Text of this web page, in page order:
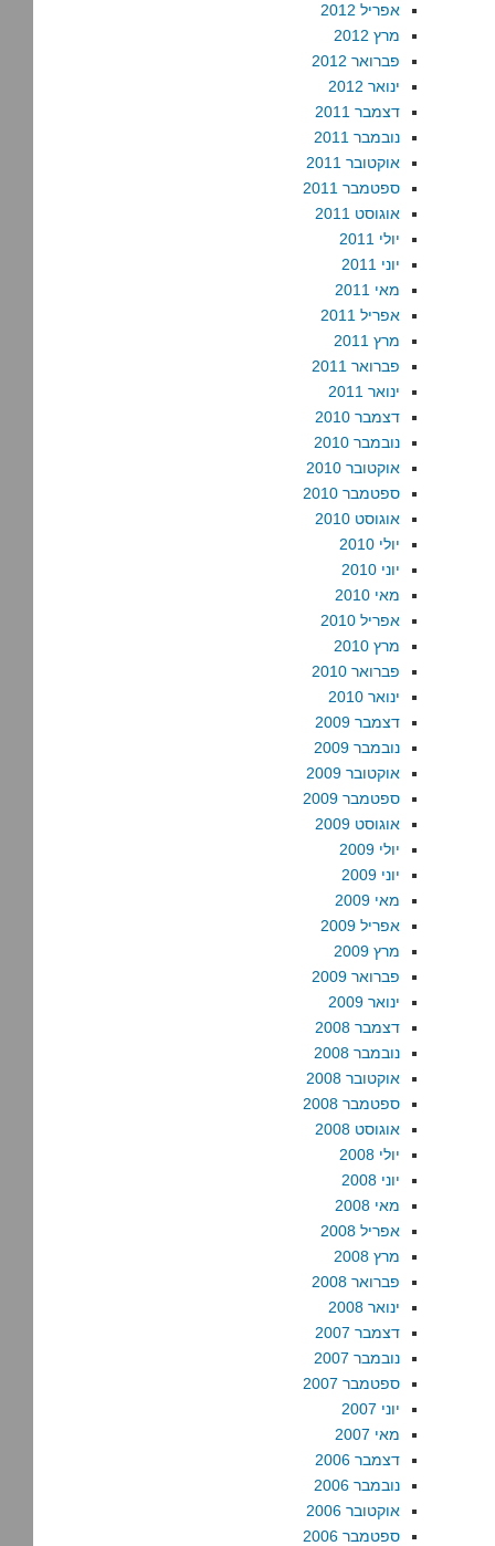
אפריל 2012
מרץ 2012
פברואר 2012
ינואר 2012
דצמבר 2011
נובמבר 2011
אוקטובר 2011
ספטמבר 2011
אוגוסט 2011
יולי 2011
יוני 2011
מאי 2011
אפריל 2011
מרץ 2011
פברואר 2011
ינואר 2011
דצמבר 2010
נובמבר 2010
אוקטובר 2010
ספטמבר 2010
אוגוסט 2010
יולי 2010
יוני 2010
מאי 2010
אפריל 2010
מרץ 2010
פברואר 2010
ינואר 2010
דצמבר 2009
נובמבר 2009
אוקטובר 2009
ספטמבר 2009
אוגוסט 2009
יולי 2009
יוני 2009
מאי 2009
אפריל 2009
מרץ 2009
פברואר 2009
ינואר 2009
דצמבר 2008
נובמבר 2008
אוקטובר 2008
ספטמבר 2008
אוגוסט 2008
יולי 2008
יוני 2008
מאי 2008
אפריל 2008
מרץ 2008
פברואר 2008
ינואר 2008
דצמבר 2007
נובמבר 2007
ספטמבר 2007
יוני 2007
מאי 2007
דצמבר 2006
נובמבר 2006
אוקטובר 2006
ספטמבר 2006